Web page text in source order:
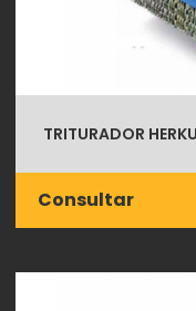
TRITURADOR
Consultar